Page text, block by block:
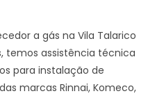
a gás na Vila Talarico
temos assistência técnica
para instalação de
marcas Rinnai, Komeco,